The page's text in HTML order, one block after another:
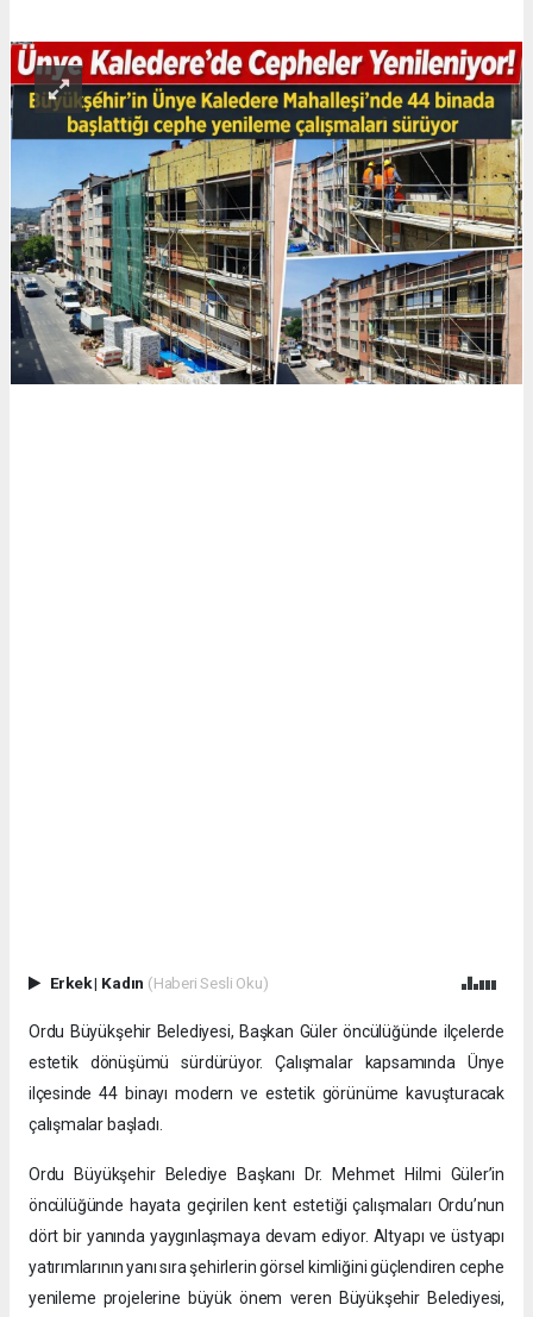
Erkek| Kadın (Haberi Sesli Oku)
Ordu Büyükşehir Belediyesi, Başkan Güler öncülüğünde ilçelerde
estetik dönüşümü sürdürüyor. Çalışmalar kapsamında Ünye
ilçesinde 44 binayı modern ve estetik görünüme kavuşturacak
çalışmalar başladı.
Ordu Büyükşehir Belediye Başkanı Dr. Mehmet Hilmi Güler’in
öncülüğünde hayata geçirilen kent estetiği çalışmaları Ordu’nun
dört bir yanında yaygınlaşmaya devam ediyor. Altyapı ve üstyapı
yatırımlarının yanı sıra şehirlerin görsel kimliğini güçlendiren cephe
yenileme projelerine büyük önem veren Büyükşehir Belediyesi,